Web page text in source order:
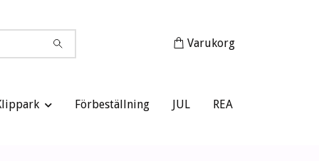
Varukorg
Förbeställning JUL
REA